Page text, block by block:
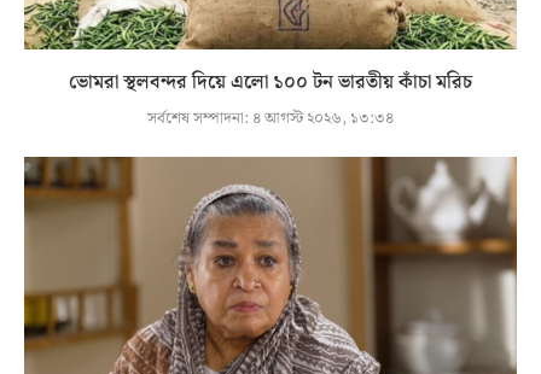
ভোমরা স্থলবন্দর দিয়ে এলো ১০০ টন ভারতীয় কাঁচা মরিচ
সর্বশেষ সম্পাদনা: ৪ আগস্ট ২০২৬, ১৩:৩৪